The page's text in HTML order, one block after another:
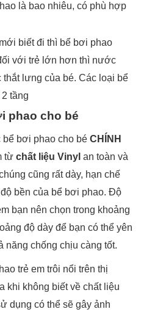
là bao nhiêu, có phù hợp
biết đi thì bể bơi phao
với trẻ lớn hơn thì nước
lưng của bé. Các loại bể
tầng
phao cho bé
bơi phao cho bé CHÍNH
từ chất liệu Vinyl an toàn và
cũng rất dày, hạn chế
bền của bể bơi phao. Độ
bạn nên chọn trong khoảng
độ dày để bạn có thể yên
năng chống chịu càng tốt.
trẻ em trôi nổi trên thị
khi không biết về chất liệu
dụng có thể sẽ gây ảnh